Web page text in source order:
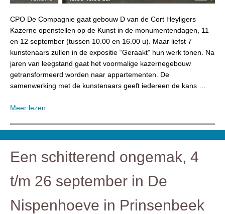
CPO De Compagnie gaat gebouw D van de Cort Heyligers
Kazerne openstellen op de Kunst in de monumentendagen, 11
en 12 september (tussen 10.00 en 16.00 u). Maar liefst 7
kunstenaars zullen in de expositie “Geraakt” hun werk tonen. Na
jaren van leegstand gaat het voormalige kazernegebouw
getransformeerd worden naar appartementen. De
samenwerking met de kunstenaars geeft iedereen de kans …
Meer lezen
Een schitterend ongemak, 4
t/m 26 september in De
Nispenhoeve in Prinsenbeek